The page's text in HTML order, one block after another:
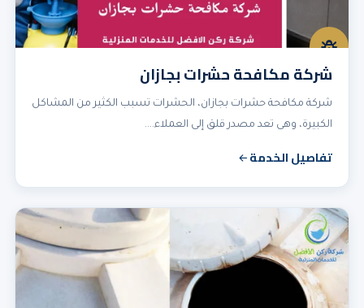
شركة مكافحة حشرات بجازان
شركة مكافحة حشرات بجازان، الحشرات تسبب الكثير من المشاكل
الكبيرة، وهى تعد مصدر قلق إلى العملاء.…
تفاصيل الخدمة